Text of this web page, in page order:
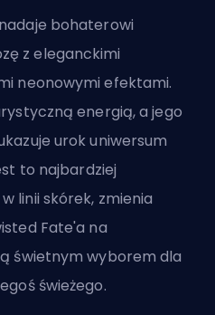
bohaterowi
z eleganckimi
neonowymi efektami.
energią, a jego
urok uniwersum
to najbardziej
linii skórek, zmienia
Fate'a na
świetnym wyborem dla
świeżego.